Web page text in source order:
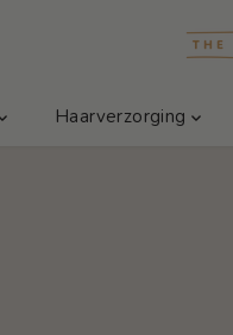
Haarverzorging